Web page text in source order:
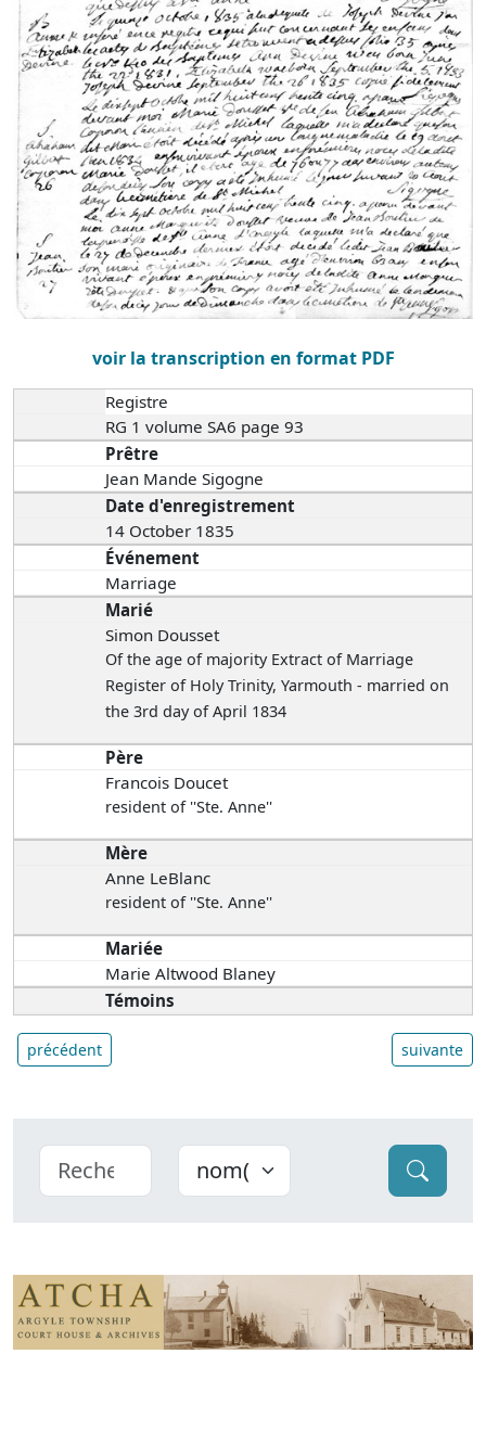
voir la transcription en format PDF
Registre
RG 1 volume SA6 page 93
Prêtre
Jean Mande Sigogne
Date d'enregistrement
14 October 1835
Événement
Marriage
Marié
Simon Dousset
Of the age of majority Extract of Marriage
Register of Holy Trinity, Yarmouth - married on
the 3rd day of April 1834
Père
Francois Doucet
resident of ''Ste. Anne''
Mère
Anne LeBlanc
resident of ''Ste. Anne''
Mariée
Marie Altwood Blaney
Témoins
précédent suivante